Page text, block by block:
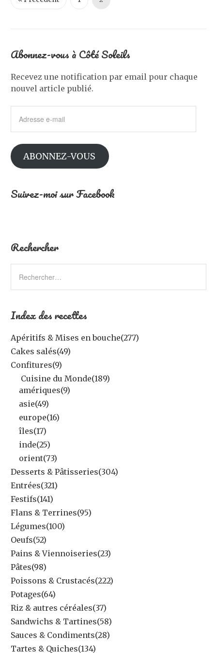
Abonnez-vous à Côté Soleils
Recevez une notification par email pour chaque
nouvel article publié.
mail
ABONNEZ-VOUS
Suivez-moi sur Facebook
Rechercher
Index des recettes
Apéritifs & Mises en bouche(277)
Cakes salés(49)
Confitures(9)
Cuisine du Monde(189)
amériques(9)
asie(49)
europe(16)
îles(17)
inde(25)
orient(73)
Desserts & Pâtisseries(304)
Entrées(321)
Festifs(141)
Flans & Terrines(95)
Légumes(100)
Oeufs(52)
Pains & Viennoiseries(23)
Pâtes(98)
Poissons & Crustacés(222)
Potages(64)
Riz & autres céréales(37)
Sandwichs & Tartines(58)
Sauces & Condiments(28)
Tartes & Quiches(134)